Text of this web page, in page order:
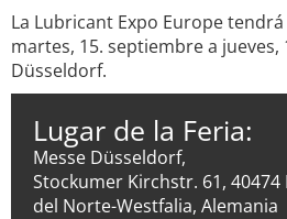
La Lubricant Expo Europe
martes, 15. septiembre a jueves,
Düsseldorf.
Lugar de la Feria:
Messe Düsseldorf,
Stockumer Kirchstr. 61,
del Norte-Westfalia, Alemania